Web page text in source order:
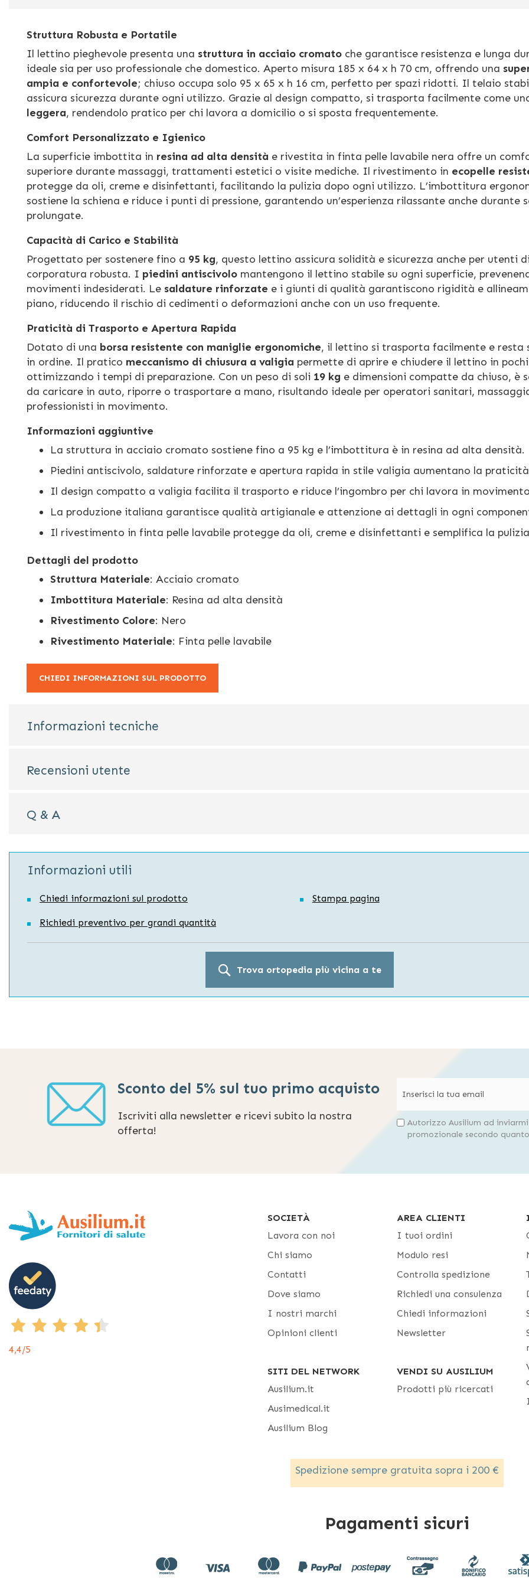
Struttura Robusta e Portatile
Il lettino pieghevole presenta una struttura in acciaio cromato che garantisce resistenza e lunga
ideale sia per uso professionale che domestico. Aperto misura 185 x 64 x h 70 cm, offrendo una
ampia e confortevole; chiuso occupa solo 95 x 65 x h 16 cm, perfetto per spazi ridotti. Il telaio
assicura sicurezza durante ogni utilizzo. Grazie al design compatto, si trasporta facilmente come
leggera, rendendolo pratico per chi lavora a domicilio o si sposta frequentemente.
Comfort Personalizzato e Igienico
La superficie imbottita in resina ad alta densità e rivestita in finta pelle lavabile nera offre un
superiore durante massaggi, trattamenti estetici o visite mediche. Il rivestimento in ecopelle
protegge da oli, creme e disinfettanti, facilitando la pulizia dopo ogni utilizzo. L’imbottitura
sostiene la schiena e riduce i punti di pressione, garantendo un’esperienza rilassante anche durante
prolungate.
Capacità di Carico e Stabilità
Progettato per sostenere fino a 95 kg, questo lettino assicura solidità e sicurezza anche per utenti
corporatura robusta. I piedini antiscivolo mantengono il lettino stabile su ogni superficie,
movimenti indesiderati. Le saldature rinforzate e i giunti di qualità garantiscono rigidità e
piano, riducendo il rischio di cedimenti o deformazioni anche con un uso frequente.
Praticità di Trasporto e Apertura Rapida
Dotato di una borsa resistente con maniglie ergonomiche, il lettino si trasporta facilmente e resta
in ordine. Il pratico meccanismo di chiusura a valigia permette di aprire e chiudere il lettino in
ottimizzando i tempi di preparazione. Con un peso di soli 19 kg e dimensioni compatte da chiuso, è
da caricare in auto, riporre o trasportare a mano, risultando ideale per operatori sanitari,
professionisti in movimento.
Informazioni aggiuntive
La struttura in acciaio cromato sostiene fino a 95 kg e l’imbottitura è in resina ad alta densità.
Piedini antiscivolo, saldature rinforzate e apertura rapida in stile valigia aumentano la
Il design compatto a valigia facilita il trasporto e riduce l’ingombro per chi lavora in
La produzione italiana garantisce qualità artigianale e attenzione ai dettagli in ogni
Il rivestimento in finta pelle lavabile protegge da oli, creme e disinfettanti e semplifica la
Dettagli del prodotto
Struttura Materiale: Acciaio cromato
Imbottitura Materiale: Resina ad alta densità
Rivestimento Colore: Nero
Rivestimento Materiale: Finta pelle lavabile
CHIEDI INFORMAZIONI SUL PRODOTTO
Informazioni tecniche
Recensioni utente
Q & A
Informazioni utili
Chiedi informazioni sul prodotto Stampa pagina
Richiedi preventivo per grandi quantità
Trova ortopedia più vicina a te
Sconto del 5% sul tuo primo acquisto
Iscriviti alla newsletter e ricevi subito la nostra
offerta!
Autorizzo Ausilium ad
promozionale secondo
4,4/5
SOCIETÀ
Lavora con noi
Chi siamo
Contatti
Dove siamo
I nostri marchi
Opinioni clienti
SITI DEL NETWORK
Ausilium.it
Ausimedical.it
Ausilium Blog
AREA CLIENTI
I tuoi ordini
Modulo resi
Controlla spedizione
Richiedi una consulenza
Chiedi informazioni
Newsletter
VENDI SU AUSILIUM
Prodotti più ricercati
Spedizione sempre gratuita sopra i 200 €
Pagamenti sicuri